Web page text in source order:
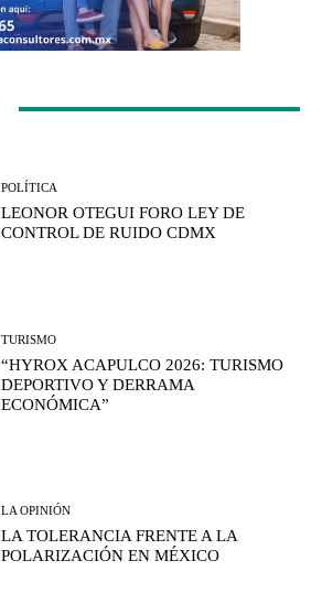
POLÍTICA
LEONOR OTEGUI FORO LEY DE
CONTROL DE RUIDO CDMX
TURISMO
“HYROX ACAPULCO 2026: TURISMO
DEPORTIVO Y DERRAMA
ECONÓMICA”
LA OPINIÓN
LA TOLERANCIA FRENTE A LA
POLARIZACIÓN EN MÉXICO